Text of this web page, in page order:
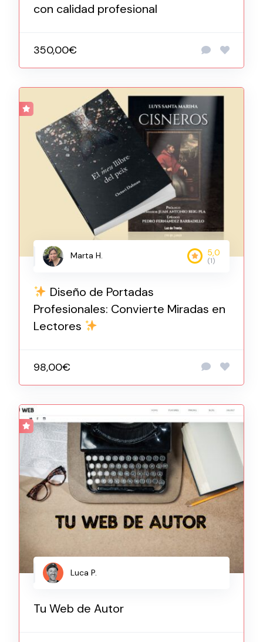
con calidad profesional
350,00€
Marta H. 5,0
(1)
Diseño de Portadas
Profesionales: Convierte Miradas en
Lectores
98,00€
Luca P.
Tu Web de Autor